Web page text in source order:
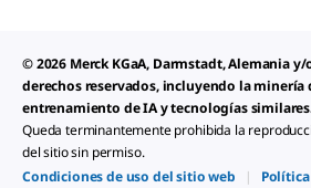
© 2026 Merck KGaA, Darmstadt, Alemania
derechos reservados, incluyendo la minería
entrenamiento de IA y tecnologías
Queda terminantemente prohibida la
del sitio sin permiso.
Condiciones de uso del sitio web
|